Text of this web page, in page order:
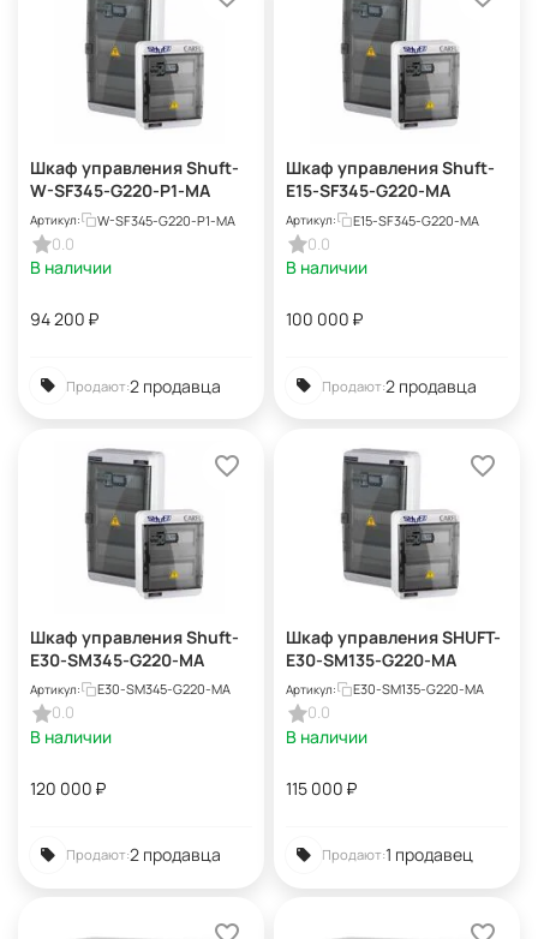
Шкаф управления Shuft-
W-SF345-G220-P1-MA
Артикул: W-SF345-G220-P1-MA
0.0
В наличии
94 200 ₽
Продают:2 продавца
Шкаф управления Shuft-
E15-SF345-G220-MA
Артикул: E15-SF345-G220-MA
0.0
В наличии
100 000 ₽
Продают:2 продавца
Шкаф управления Shuft-
E30-SM345-G220-MA
Артикул: E30-SM345-G220-MA
0.0
В наличии
120 000 ₽
Продают:2 продавца
Шкаф управления SHUFT-
E30-SM135-G220-MA
Артикул: E30-SM135-G220-MA
0.0
В наличии
115 000 ₽
Продают:1 продавец